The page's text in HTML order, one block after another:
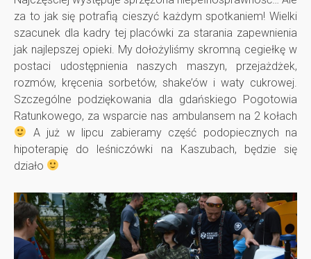
c
z
a
k
a
O
za to jak się potrafią cieszyć każdym spotkaniem! Wielki
szacunek dla kadry tej placówki za starania zapewnienia
jak najlepszej opieki. My dołożyliśmy skromną cegiełkę w
postaci udostępnienia naszych maszyn, przejażdżek,
rozmów, kręcenia sorbetów, shake’ów i waty cukrowej.
Szczególne podziękowania dla gdańskiego Pogotowia
Ratunkowego, za wsparcie nas ambulansem na 2 kołach
A już w lipcu zabieramy część podopiecznych na
hipoterapię do leśniczówki na Kaszubach, będzie się
działo